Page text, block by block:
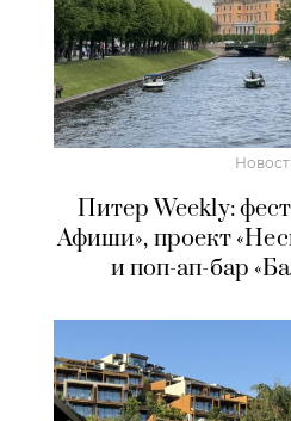
Питер Weekly:
Афиши», проект
и поп-ап-бар